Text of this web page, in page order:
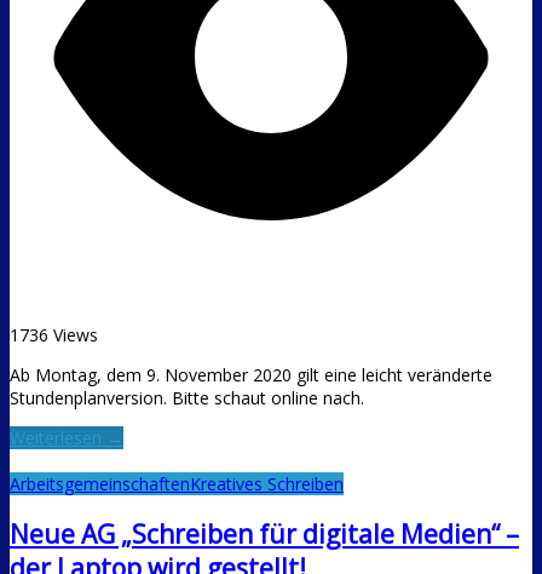
1736 Views
Ab Montag, dem 9. November 2020 gilt eine leicht veränderte
Stundenplanversion. Bitte schaut online nach.
Weiterlesen →
ArbeitsgemeinschaftenKreatives Schreiben
Neue AG „Schreiben für digitale Medien“ –